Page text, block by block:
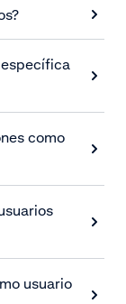
específica
como
usuario